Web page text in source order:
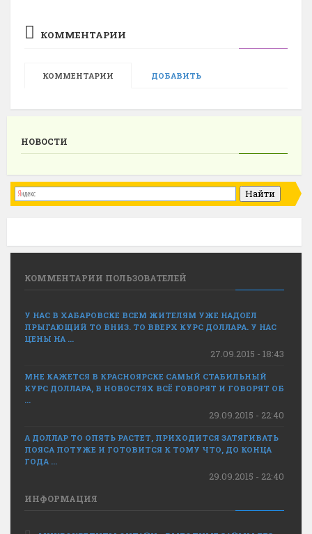
КОММЕНТАРИИ
КОММЕНТАРИИ ДОБАВИТЬ
НОВОСТИ
КОММЕНТАРИИ ПОЛЬЗОВАТЕЛЕЙ
У НАС В ХАБАРОВСКЕ ВСЕМ ЖИТЕЛЯМ УЖЕ НАДОЕЛ
ПРЫГАЮЩИЙ ТО ВНИЗ. ТО ВВЕРХ КУРС ДОЛЛАРА. У НАС
ЦЕНЫ НА ...
27.09.2015 - 18:43
МНЕ КАЖЕТСЯ В КРАСНОЯРСКЕ САМЫЙ СТАБИЛЬНЫЙ
КУРС ДОЛЛАРА, В НОВОСТЯХ ВСЁ ГОВОРЯТ И ГОВОРЯТ ОБ
...
29.09.2015 - 22:40
А ДОЛЛАР ТО ОПЯТЬ РАСТЕТ, ПРИХОДИТСЯ ЗАТЯГИВАТЬ
ПОЯСА ПОТУЖЕ И ГОТОВИТСЯ К ТОМУ ЧТО, ДО КОНЦА
ГОДА ...
29.09.2015 - 22:40
ИНФОРМАЦИЯ